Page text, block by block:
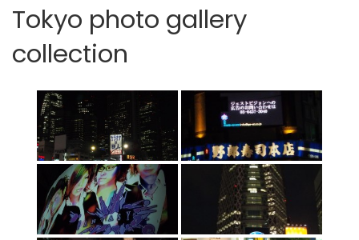
Tokyo photo gallery
collection